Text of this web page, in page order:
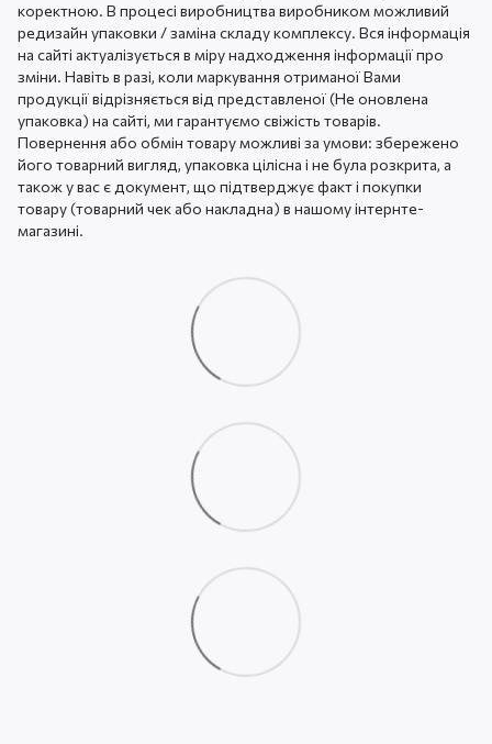
коректною. В процесі виробництва виробником можливий
редизайн упаковки / заміна складу комплексу. Вся інформація
на сайті актуалізується в міру надходження інформації про
зміни. Навіть в разі, коли маркування отриманої Вами
продукції відрізняється від представленої (Не оновлена ​​
упаковка) на сайті, ми гарантуємо свіжість товарів.
Повернення або обмін товару можливі за умови: збережено
його товарний вигляд, упаковка цілісна і не була розкрита, а
також у вас є документ, що підтверджує факт і покупки
товару (товарний чек або накладна) в нашому інтернте-
магазині.